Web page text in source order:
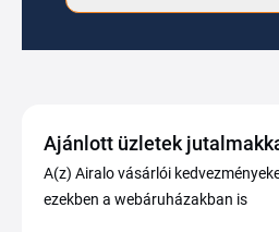
Ajánlott üzletek
A(z) Airalo vásárlói
ezekben a webáruházakban is